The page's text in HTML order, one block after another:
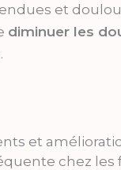
et
diminuer les
et
chez